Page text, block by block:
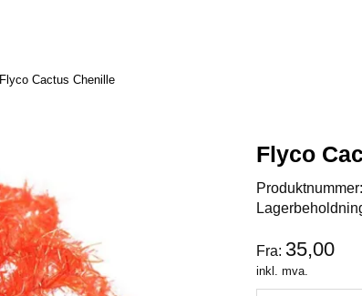
Flyco Cactus Chenille
Flyco
Produktnummer:
Fra: 35,00
inkl. mva.